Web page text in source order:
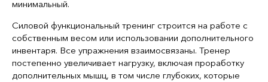
минимальный.
Силовой функциональный тренинг строится на работе с
собственным весом или использовании дополнительного
инвентаря. Все упражнения взаимосвязаны. Тренер
постепенно увеличивает нагрузку, включая проработку
дополнительных мышц, в том числе глубоких, которые